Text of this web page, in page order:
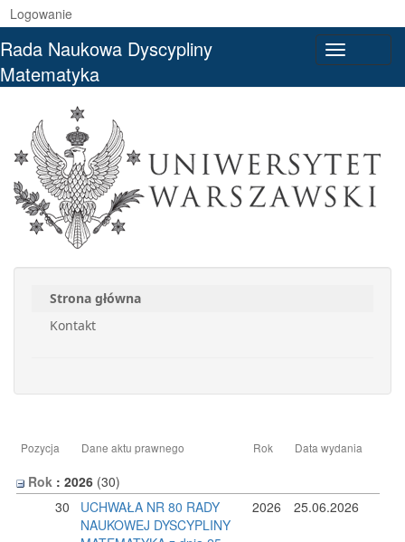
Logowanie
Rada Naukowa Dyscypliny
Matematyka
Strona główna
Kontakt
Pozycja Dane aktu prawnego Rok Data wydania
Rok : 2026 ‎(30)
30
UCHWAŁA NR 80 RADY
NAUKOWEJ DYSCYPLINY
2026 25.06.2026